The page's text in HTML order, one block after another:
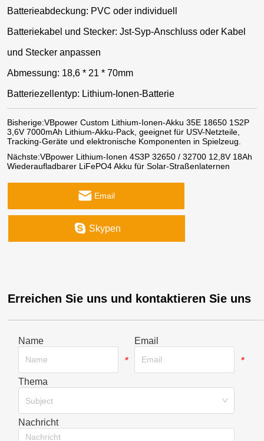
Batterieabdeckung: PVC oder individuell
Batteriekabel und Stecker: Jst-Syp-Anschluss oder Kabel
und Stecker anpassen
Abmessung: 18,6 * 21 * 70mm
Batteriezellentyp: Lithium-Ionen-Batterie
Bisherige:VBpower Custom Lithium-Ionen-Akku 35E 18650 1S2P
3,6V 7000mAh Lithium-Akku-Pack, geeignet für USV-Netzteile,
Tracking-Geräte und elektronische Komponenten in Spielzeug.
Nächste:VBpower Lithium-Ionen 4S3P 32650 / 32700 12,8V 18Ah
Wiederaufladbarer LiFePO4 Akku für Solar-Straßenlaternen
Email
Skypen
Erreichen Sie uns und kontaktieren Sie uns
Name
*
Email
*
Thema
Subject
Nachricht